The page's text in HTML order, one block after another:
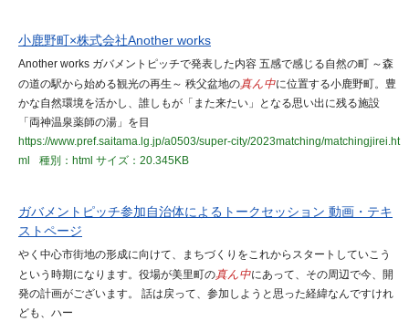
小鹿野町×株式会社Another works
Another works ガバメントピッチで発表した内容 五感で感じる自然の町 ～森
の道の駅から始める観光の再生～ 秩父盆地の真ん中に位置する小鹿野町。豊
かな自然環境を活かし、誰しもが「また来たい」となる思い出に残る施設
「両神温泉薬師の湯」を目
https://www.pref.saitama.lg.jp/a0503/super-city/2023matching/matchingjirei.ht
ml
種別：html サイズ：20.345KB
ガバメントピッチ参加自治体によるトークセッション 動画・テキ
ストページ
やく中心市街地の形成に向けて、まちづくりをこれからスタートしていこう
という時期になります。役場が美里町の真ん中にあって、その周辺で今、開
発の計画がございます。 話は戻って、参加しようと思った経緯なんですけれ
ども、ハー